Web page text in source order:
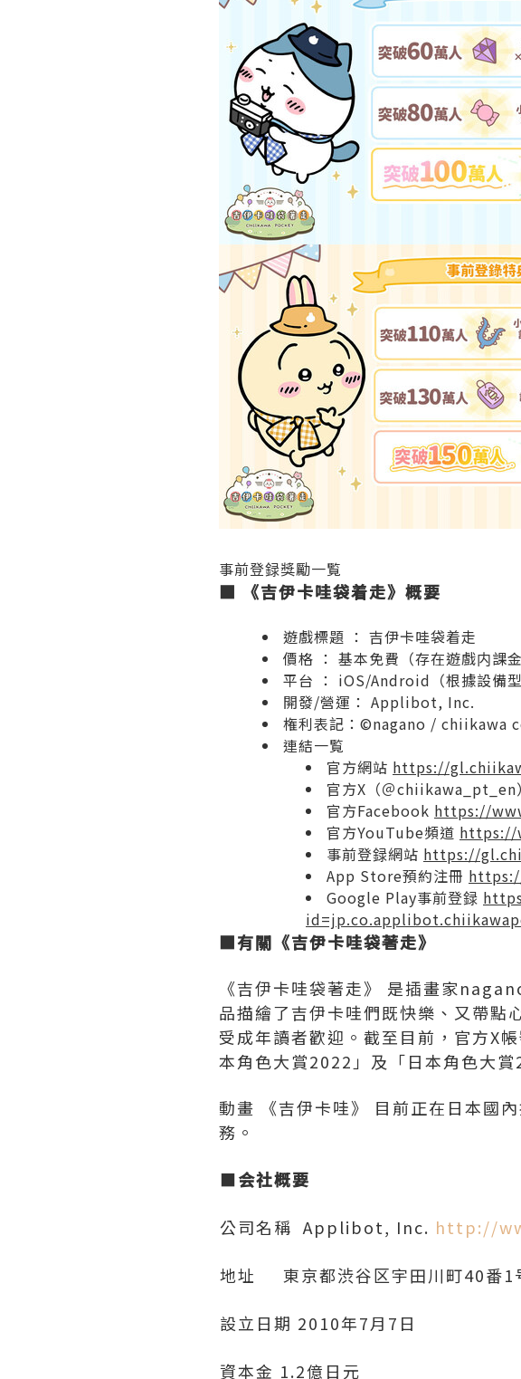
事前登録獎勵一覧
■ 《吉伊卡哇袋着走》概要
遊戲標題 ： 吉伊卡哇袋着走
價格 ： 基本免費（存在遊戲内課金
平台 ： iOS/Android（根據設備
開發/營運： Applibot, Inc.
権利表記：©nagano /
連結一覧
官方網站 https://
官方X（＠chiikawa_pt_en
官方Facebook https://
官方YouTube頻道 https://
事前登録網站 https://
App Store預約注冊
Google Play事前登録
■有關《吉伊卡哇袋著走》
《吉伊卡哇袋著走》 是插畫家
品描繪了吉伊卡哇們既快樂、又帶點
受成年讀者歡迎。截至目前，官方X
本角色大賞2022」及「日本角色大
動畫 《吉伊卡哇》 目前正在日本國
務。
■会社概要
公司名稱 Applibot, Inc. http://
地址 東京都渋谷区宇田川町40番1
設立日期 2010年7月7日
資本金 1.2億日元